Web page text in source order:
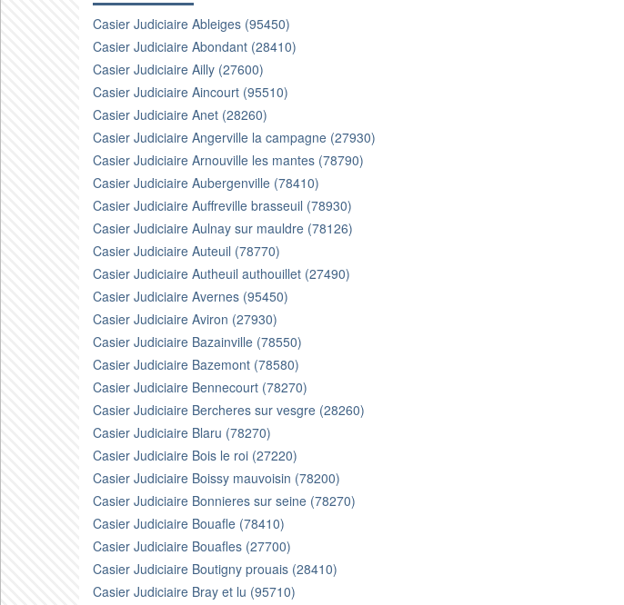
Casier Judiciaire Ableiges (95450)
Casier Judiciaire Abondant (28410)
Casier Judiciaire Ailly (27600)
Casier Judiciaire Aincourt (95510)
Casier Judiciaire Anet (28260)
Casier Judiciaire Angerville la campagne (27930)
Casier Judiciaire Arnouville les mantes (78790)
Casier Judiciaire Aubergenville (78410)
Casier Judiciaire Auffreville brasseuil (78930)
Casier Judiciaire Aulnay sur mauldre (78126)
Casier Judiciaire Auteuil (78770)
Casier Judiciaire Autheuil authouillet (27490)
Casier Judiciaire Avernes (95450)
Casier Judiciaire Aviron (27930)
Casier Judiciaire Bazainville (78550)
Casier Judiciaire Bazemont (78580)
Casier Judiciaire Bennecourt (78270)
Casier Judiciaire Bercheres sur vesgre (28260)
Casier Judiciaire Blaru (78270)
Casier Judiciaire Bois le roi (27220)
Casier Judiciaire Boissy mauvoisin (78200)
Casier Judiciaire Bonnieres sur seine (78270)
Casier Judiciaire Bouafle (78410)
Casier Judiciaire Bouafles (27700)
Casier Judiciaire Boutigny prouais (28410)
Casier Judiciaire Bray et lu (95710)